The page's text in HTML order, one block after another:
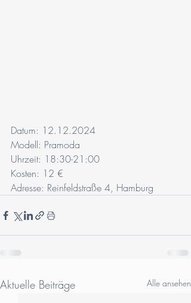
Datum: 12.12.2024
Modell: Pramoda
Uhrzeit: 18:30-21:00
Kosten: 12 €
Adresse: Reinfeldstraße 4, Hamburg
Aktuelle Beiträge Alle ansehen